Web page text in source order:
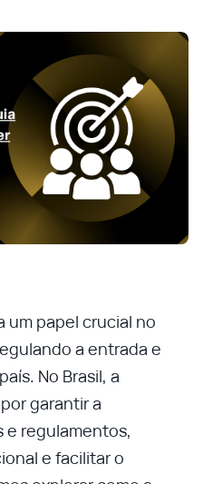
um papel crucial no
a entrada e
No Brasil, a
garantir a
e regulamentos,
e facilitar o